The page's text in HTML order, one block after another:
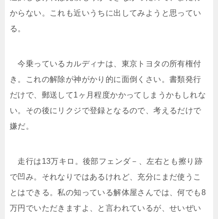
からない。これも近いうちに出してみようと思ってい
る。
今乗っているカルディナは、東京トヨタの所有権付
き。これの解除が神がかり的に面倒くさい。書類発行
だけで、郵送して1ヶ月程度かかってしまうかもしれな
い。その後にリクジで登録となるので、考えるだけで
嫌だ。
走行は13万キロ。後部フェンダ－、左右とも擦り跡
で凹み。それなりではあるけれど、充分にまだ使うこ
とはできる。私の知っている解体屋さんでは、何でも8
万円でいただきますよ、と言われているが、せいぜい